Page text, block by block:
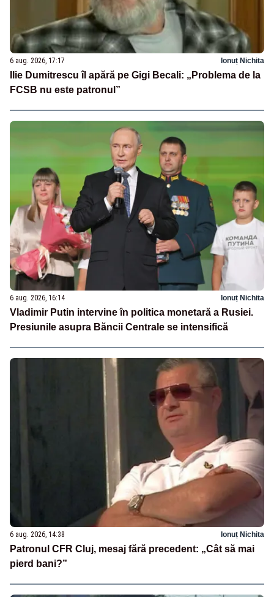
6 aug. 2026, 17:17 Ionuț Nichita
Ilie Dumitrescu îl apără pe Gigi Becali: „Problema de la
FCSB nu este patronul”
6 aug. 2026, 16:14 Ionuț Nichita
Vladimir Putin intervine în politica monetară a Rusiei.
Presiunile asupra Băncii Centrale se intensifică
6 aug. 2026, 14:38 Ionuț Nichita
Patronul CFR Cluj, mesaj fără precedent: „Cât să mai
pierd bani?”